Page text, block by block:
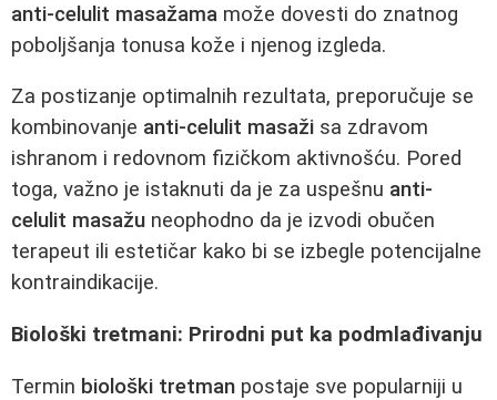
anti-celulit masažama može dovesti do znatnog
poboljšanja tonusa kože i njenog izgleda.
Za postizanje optimalnih rezultata, preporučuje se
kombinovanje anti-celulit masaži sa zdravom
ishranom i redovnom fizičkom aktivnošću. Pored
toga, važno je istaknuti da je za uspešnu anti-
celulit masažu neophodno da je izvodi obučen
terapeut ili estetičar kako bi se izbegle potencijalne
kontraindikacije.
Biološki tretmani: Prirodni put ka podmlađivanju
Termin biološki tretman postaje sve popularniji u